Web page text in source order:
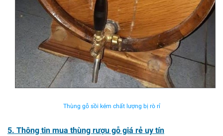
Thùng gỗ sồi kém chất lượng bị rò rỉ
5. Thông tin mua thùng rượu gỗ giá rẻ uy tín